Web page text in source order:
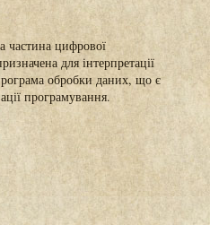
частина цифрової
для інтерпретації
обробки даних, що є
програмування.